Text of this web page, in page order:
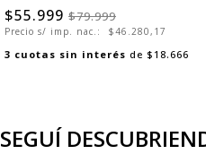
$55.999 $79.999
Precio s/ imp. nac.: $46.280,17
3 cuotas sin interés de $18.666
SEGUÍ